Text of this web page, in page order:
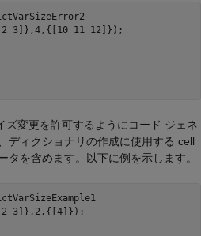
3]},4,{[10 11 12]});
ズ変更を許可するようにコード ジェネ
ディクショナリの作成に使用する cell
タを含めます。以下に例を示します。
2 3]},2,{[4]});